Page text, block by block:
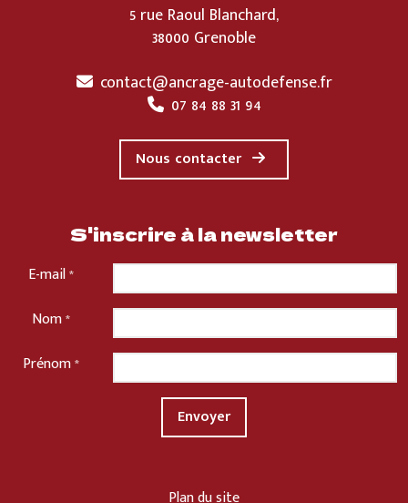
5 rue Raoul Blanchard,
38000 Grenoble
contact@ancrage-autodefense.fr
07 84 88 31 94
Nous contacter
S'inscrire à la newsletter
E-mail*
Nom*
Prénom*
Plan du site